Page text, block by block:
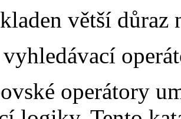
větší
operátory